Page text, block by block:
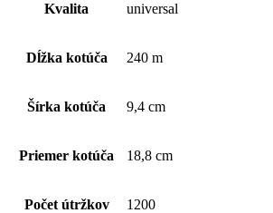
papier
12ks),
sivý
Kvalita universal
Dĺžka kotúča 240 m
Šírka kotúča 9,4 cm
Priemer kotúča 18,8 cm
Počet útržkov 1200